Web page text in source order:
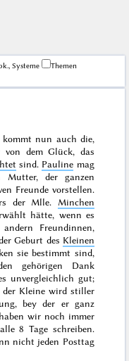
Systeme
Themen
kommt nun auch die,
dem Glück, das
sind. Pauline mag
der ganzen
Freunde vorstellen.
der Mlle. Minchen
hätte, wenn es
Freundinnen,
Geburt des Kleinen
sie bestimmt sind,
gehörigen Dank
unvergleichlich gut;
Kleine wird stiller
bey der er ganz
wir noch immer
8 Tage schreiben.
nicht jeden Posttag